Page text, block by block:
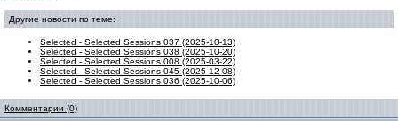
Другие новости по теме:
Selected - Selected Sessions 037 (2025-10-13)
Selected - Selected Sessions 038 (2025-10-20)
Selected - Selected Sessions 008 (2025-03-22)
Selected - Selected Sessions 045 (2025-12-08)
Selected - Selected Sessions 036 (2025-10-06)
Комментарии (0)